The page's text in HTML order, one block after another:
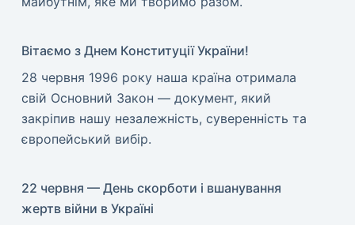
Вітаємо з Днем Конституції України!
​28 червня 1996 року наша країна отримала
свій Основний Закон — документ, який
закріпив нашу незалежність, суверенність та
європейський вибір.
22 червня — День скорботи і вшанування
жертв війни в Україні